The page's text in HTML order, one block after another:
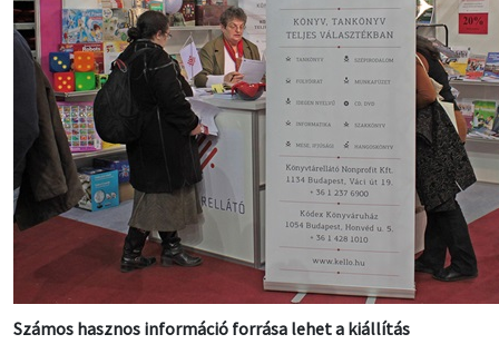
Számos hasznos információ forrása lehet a kiállítás